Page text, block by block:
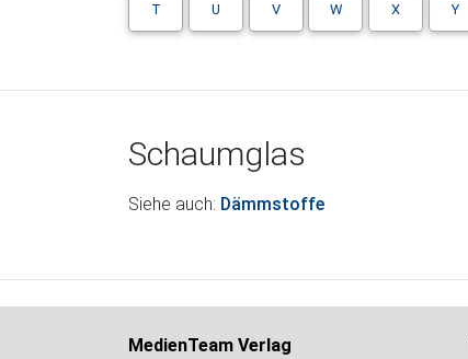
T U V W X Y
Schaumglas
Siehe auch: Dämmstoffe
MedienTeam Verlag